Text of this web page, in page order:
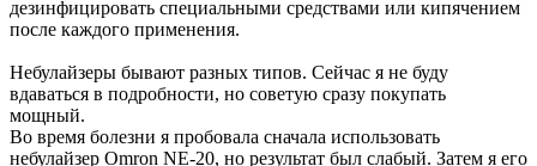
дезинфицировать специальными средствами или кипячением
после каждого применения.
Небулайзеры бывают разных типов. Сейчас я не буду
вдаваться в подробности, но советую сразу покупать
мощный.
Во время болезни я пробовала сначала использовать
небулайзер Omron NE-20, но результат был слабый. Затем я его